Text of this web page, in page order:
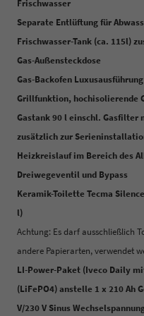
Frischwasser
Separate Entlüftung für
Frischwasser-Tank (ca. 115l)
Gas-Außensteckdose
Gas-Backofen
Grillfunktion, hochisolierende
Gastank 90 l einschl. Gasfilter
zusätzlich zur
Heizkreislauf im Bereich des
Dreiwegeventil und Bypass
Keramik-Toilette Tecma
l)
Achtung: Es darf ausschließlich
andere Papierarten, verwendet
LI-Power-Paket (Iveco Daily
(LiFePO4) anstelle 1 x 210
V/230 V Sinus